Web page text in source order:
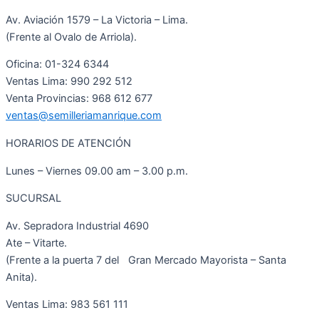
Av. Aviación 1579 – La Victoria – Lima.
(Frente al Ovalo de Arriola).
Oficina: 01-324 6344
Ventas Lima: 990 292 512
Venta Provincias: 968 612 677
ventas@semilleriamanrique.com
HORARIOS DE ATENCIÓN
Lunes – Viernes 09.00 am – 3.00 p.m.
SUCURSAL
Av. Sepradora Industrial 4690
Ate – Vitarte.
(Frente a la puerta 7 del Gran Mercado Mayorista – Santa
Anita).
Ventas Lima: 983 561 111